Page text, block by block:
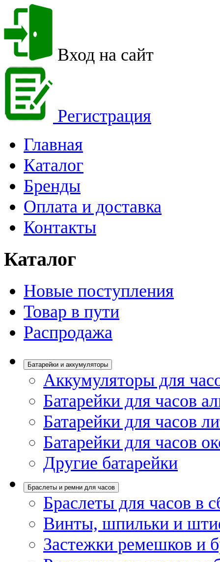
Вход на сайт
Регистрация
Главная
Каталог
Бренды
Оплата и доставка
Контакты
Каталог
Новые поступления
Товар в пути
Распродажа
Батарейки и аккумуляторы
Аккумуляторы для
Батарейки для часов
Батарейки для часов
Батарейки для часов
Другие батарейки
Браслеты и ремни для часов
Браслеты для часов в
Винты, шпильки и
Застежки ремешков и